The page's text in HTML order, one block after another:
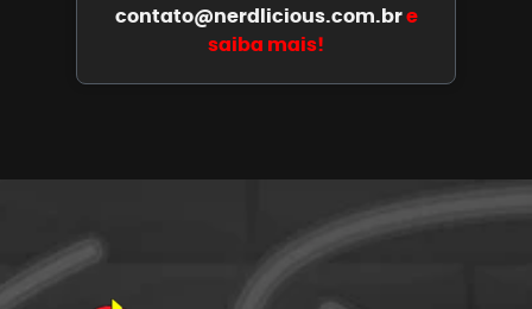
contato@nerdlicious.com.bre
saiba mais!